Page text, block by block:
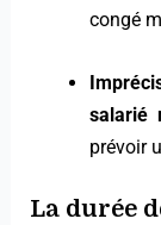
congé
salarié
prévoir
La durée